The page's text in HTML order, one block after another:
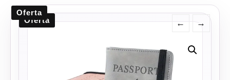
Oferta ← →
Oferta